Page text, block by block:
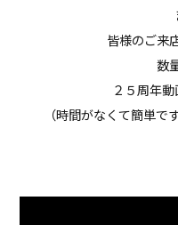
皆様のご来
数
２５周年
（時間がなくて簡単で